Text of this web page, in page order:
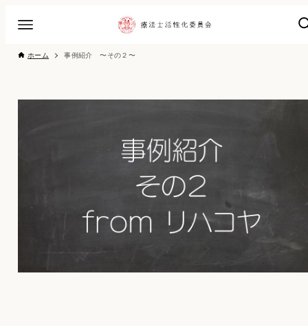
ホーム 事例紹介 〜その２〜